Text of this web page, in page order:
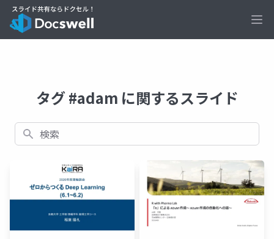
タグ #adam に関するスライド
検索